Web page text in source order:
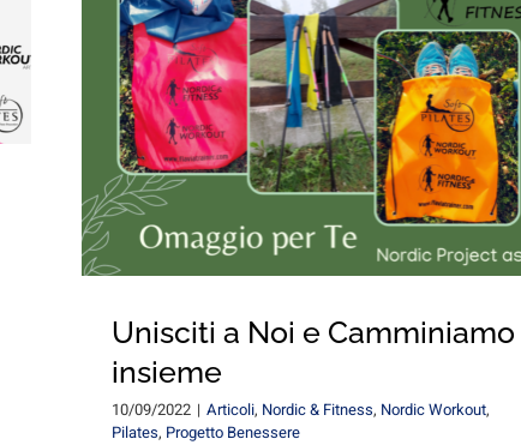
Unisciti a Noi e Camminiamo
insieme
10/09/2022 | Articoli, Nordic & Fitness, Nordic Workout,
Pilates, Progetto Benessere